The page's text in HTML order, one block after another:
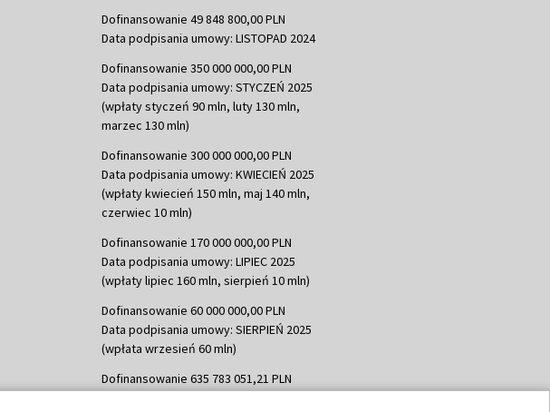
Dofinansowanie 49 848 800,00 PLN
Data podpisania umowy: LISTOPAD 2024
Dofinansowanie 350 000 000,00 PLN
Data podpisania umowy: STYCZEŃ 2025
(wpłaty styczeń 90 mln, luty 130 mln,
marzec 130 mln)
Dofinansowanie 300 000 000,00 PLN
Data podpisania umowy: KWIECIEŃ 2025
(wpłaty kwiecień 150 mln, maj 140 mln,
czerwiec 10 mln)
Dofinansowanie 170 000 000,00 PLN
Data podpisania umowy: LIPIEC 2025
(wpłaty lipiec 160 mln, sierpień 10 mln)
Dofinansowanie 60 000 000,00 PLN
Data podpisania umowy: SIERPIEŃ 2025
(wpłata wrzesień 60 mln)
Dofinansowanie 635 783 051,21 PLN